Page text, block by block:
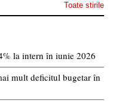
Toate stirile
la intern în iunie 2026
mult deficitul bugetar în